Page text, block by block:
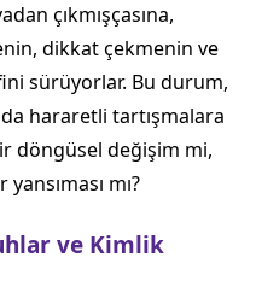
çıkmışçasına,
dikkat çekmenin ve
sürüyorlar. Bu durum,
hararetli tartışmalara
döngüsel değişim mi,
mı?
ve Kimlik